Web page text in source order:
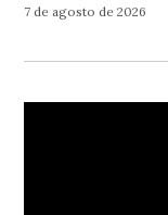
7 de agosto de 2026